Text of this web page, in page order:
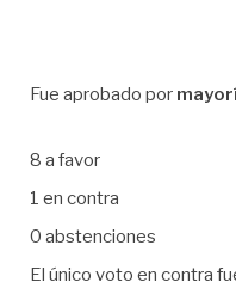
Fue aprobado por
8 a favor
1 en contra
0 abstenciones
El único voto en contra